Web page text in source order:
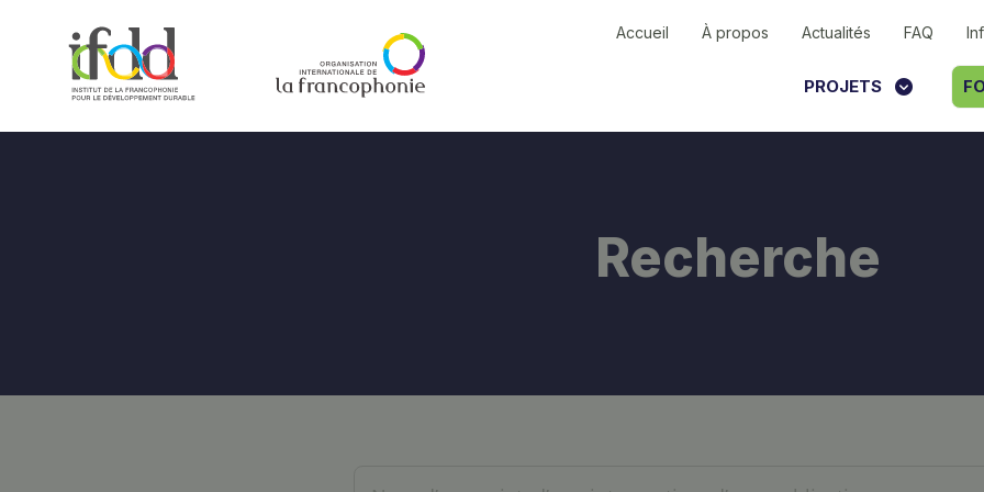
Accueil À propos Actualités FAQ
PROJETS
Recherche